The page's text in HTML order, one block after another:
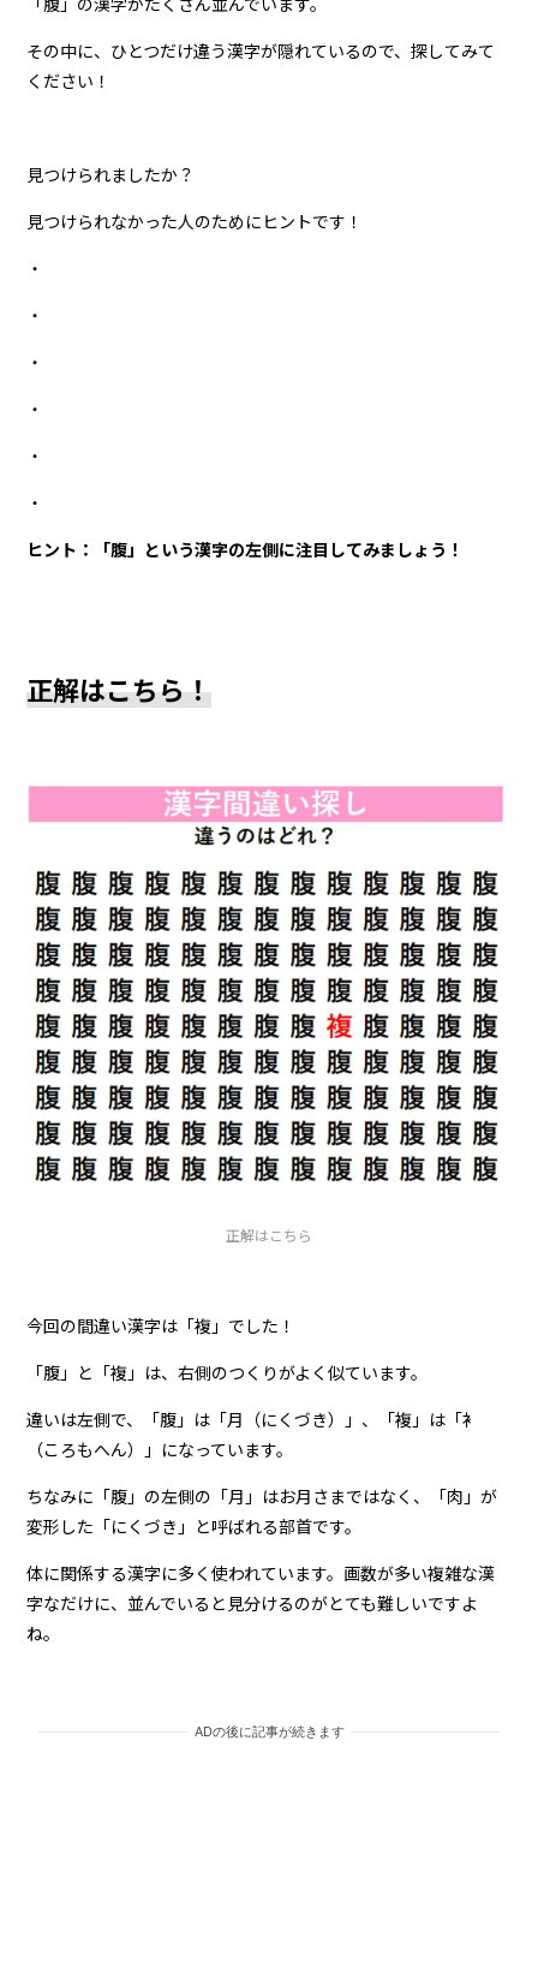
その中に、ひとつだけ違う漢字が隠れているので、探してみて
ください！
見つけられましたか？
見つけられなかった人のためにヒントです！
・
・
・
・
・
・
ヒント：「腹」という漢字の左側に注目してみましょう！
正解はこちら！
正解はこちら
今回の間違い漢字は「複」でした！
「腹」と「複」は、右側のつくりがよく似ています。
違いは左側で、「腹」は「月（にくづき）」、「複」は「衤
（ころもへん）」になっています。
ちなみに「腹」の左側の「月」はお月さまではなく、「肉」が
変形した「にくづき」と呼ばれる部首です。
体に関係する漢字に多く使われています。画数が多い複雑な漢
字なだけに、並んでいると見分けるのがとても難しいですよ
ね。
ADの後に記事が続きます